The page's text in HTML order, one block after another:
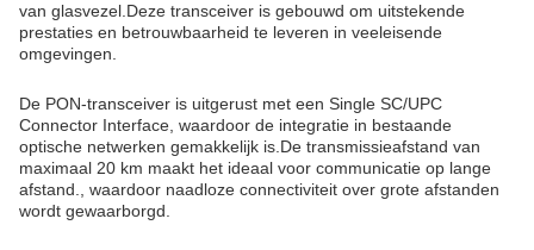
van glasvezel.Deze transceiver is gebouwd om uitstekende
prestaties en betrouwbaarheid te leveren in veeleisende
omgevingen.
De PON-transceiver is uitgerust met een Single SC/UPC
Connector Interface, waardoor de integratie in bestaande
optische netwerken gemakkelijk is.De transmissieafstand van
maximaal 20 km maakt het ideaal voor communicatie op lange
afstand., waardoor naadloze connectiviteit over grote afstanden
wordt gewaarborgd.